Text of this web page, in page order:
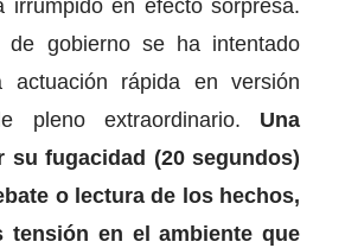
irrumpido en efecto sorpresa.
de gobierno se ha intentado
actuación rápida en versión
pleno extraordinario. Una
su fugacidad (20 segundos)
o lectura de los hechos,
tensión en el ambiente que